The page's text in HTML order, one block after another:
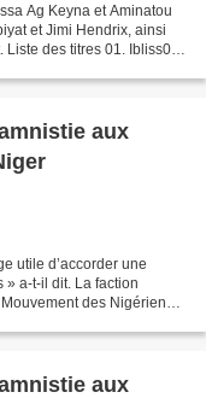
Ag Keyna et Aminatou
et Jimi Hendrix, ainsi
des titres 01. Ibliss02.
aux
utile d’accorder une
» a-t-il dit. La faction
des Nigériens
aux